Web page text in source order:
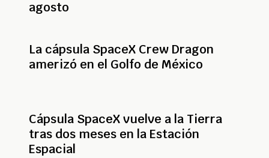
agosto
La cápsula SpaceX Crew Dragon
amerizó en el Golfo de México
Cápsula SpaceX vuelve a la Tierra
tras dos meses en la Estación
Espacial